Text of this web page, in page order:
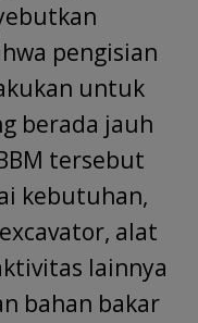
pengisian
untuk
berada jauh
tersebut
kebutuhan,
alat
lainnya
bahan bakar